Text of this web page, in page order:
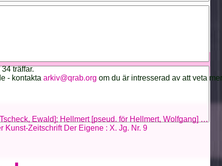
träffar.
- kontakta arkiv@qrab.org om du är intresserad av att veta
Ewald]; Hellmert [pseud. för Hellmert, Wolfgang] …
Kunst-Zeitschrift Der Eigene : X. Jg. Nr. 9